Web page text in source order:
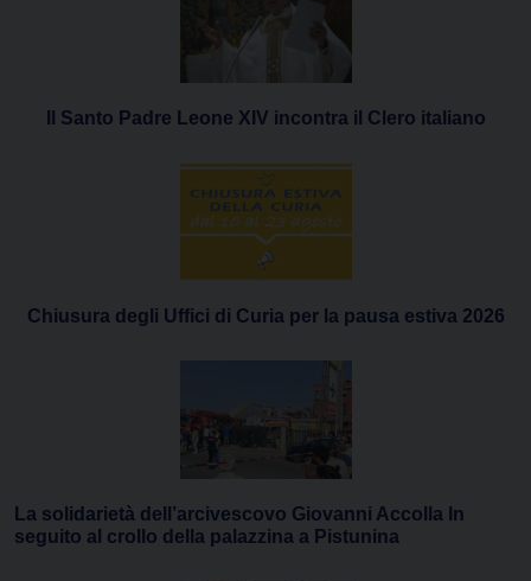
Il Santo Padre Leone XIV incontra il Clero italiano
Chiusura degli Uffici di Curia per la pausa estiva 2026
La solidarietà dell’arcivescovo Giovanni Accolla In
seguito al crollo della palazzina a Pistunina